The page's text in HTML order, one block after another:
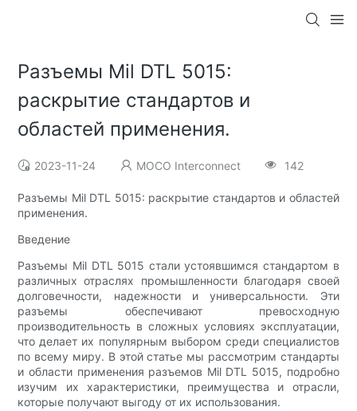
Разъемы Mil DTL 5015:
раскрытие стандартов и
областей применения.
2023-11-24 MOCO Interconnect 142
Разъемы Mil DTL 5015: раскрытие стандартов и областей
применения.
Введение
Разъемы Mil DTL 5015 стали устоявшимся стандартом в
различных отраслях промышленности благодаря своей
долговечности, надежности и универсальности. Эти
разъемы обеспечивают превосходную
производительность в сложных условиях эксплуатации,
что делает их популярным выбором среди специалистов
по всему миру. В этой статье мы рассмотрим стандарты
и области применения разъемов Mil DTL 5015, подробно
изучим их характеристики, преимущества и отрасли,
которые получают выгоду от их использования.